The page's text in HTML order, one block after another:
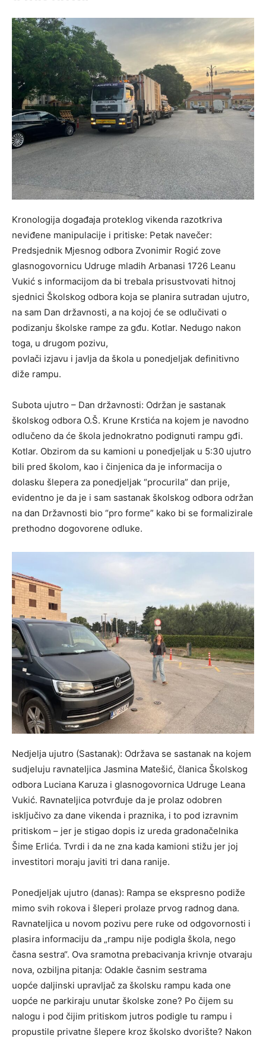
Kronologija događaja proteklog vikenda razotkriva
neviđene manipulacije i pritiske: Petak navečer:
Predsjednik Mjesnog odbora Zvonimir Rogić zove
glasnogovornicu Udruge mladih Arbanasi 1726 Leanu
Vukić s informacijom da bi trebala prisustvovati hitnoj
sjednici Školskog odbora koja se planira sutradan ujutro,
na sam Dan državnosti, a na kojoj će se odlučivati o
podizanju školske rampe za gđu. Kotlar. Nedugo nakon
toga, u drugom pozivu,
povlači izjavu i javlja da škola u ponedjeljak definitivno
diže rampu.
Subota ujutro – Dan državnosti: Održan je sastanak
školskog odbora O.Š. Krune Krstića na kojem je navodno
odlučeno da će škola jednokratno podignuti rampu gđi.
Kotlar. Obzirom da su kamioni u ponedjeljak u 5:30 ujutro
bili pred školom, kao i činjenica da je informacija o
dolasku šlepera za ponedjeljak “procurila” dan prije,
evidentno je da je i sam sastanak školskog odbora održan
na dan Državnosti bio “pro forme” kako bi se formalizirale
prethodno dogovorene odluke.
Nedjelja ujutro (Sastanak): Održava se sastanak na kojem
sudjeluju ravnateljica Jasmina Matešić, članica Školskog
odbora Luciana Karuza i glasnogovornica Udruge Leana
Vukić. Ravnateljica potvrđuje da je prolaz odobren
isključivo za dane vikenda i praznika, i to pod izravnim
pritiskom – jer je stigao dopis iz ureda gradonačelnika
Šime Erlića. Tvrdi i da ne zna kada kamioni stižu jer joj
investitori moraju javiti tri dana ranije.
Ponedjeljak ujutro (danas): Rampa se ekspresno podiže
mimo svih rokova i šleperi prolaze prvog radnog dana.
Ravnateljica u novom pozivu pere ruke od odgovornosti i
plasira informaciju da „rampu nije podigla škola, nego
časna sestra“. Ova sramotna prebacivanja krivnje otvaraju
nova, ozbiljna pitanja: Odakle časnim sestrama
uopće daljinski upravljač za školsku rampu kada one
uopće ne parkiraju unutar školske zone? Po čijem su
nalogu i pod čijim pritiskom jutros podigle tu rampu i
propustile privatne šlepere kroz školsko dvorište? Nakon